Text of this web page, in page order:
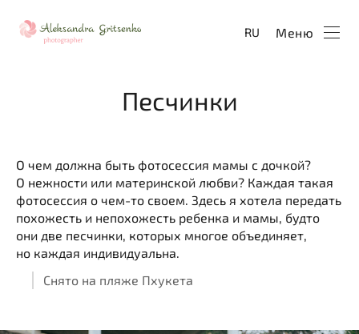
RU Меню
Песчинки
О чем должна быть фотосессия мамы с дочкой?
О нежности или материнской любви? Каждая такая
фотосессия о чем-то своем. Здесь я хотела передать
похожесть и непохожесть ребенка и мамы, будто
они две песчинки, которых многое объединяет,
но каждая индивидуальна.
Снято на пляже Пхукета